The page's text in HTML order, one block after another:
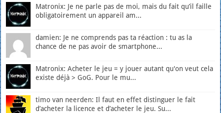
Matronix: Je ne parle pas de moi, mais du fait qu’il faille
obligatoirement un appareil am...
damien: Je ne comprends pas ta réaction : tu as la
chance de ne pas avoir de smartphone...
Matronix: Acheter le jeu = y jouer autant qu'on veut cela
existe déjà > GoG. Pour le mu...
timo van neerden: Il faut en effet distinguer le fait
d’acheter la licence et d’acheter le jeu. Su...